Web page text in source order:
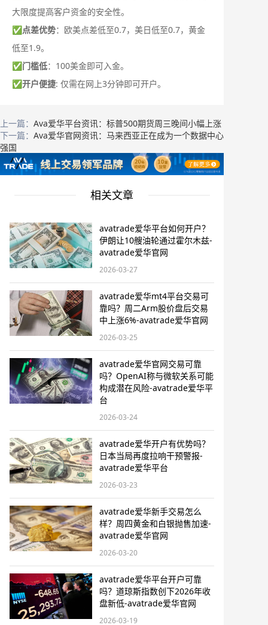
大限度提高客户资金的安全性。
✅点差优势：欧美点差低至0.7，美日低至0.7，黄金
低至1.9。
✅门槛低：100美金即可入金。
✅开户便捷: 仅需在网上3分钟即可开户。
上一篇： Ava爱华平台资讯：标普500期货周三晚间小幅上涨
下一篇： Ava爱华官网资讯：马来西亚正在成为一个数据中心
强国
相关文章
avatrade爱华平台如何开户？
伊朗让10艘油轮通过霍尔木兹-
avatrade爱华官网
2026-03-27
avatrade爱华mt4平台交易可
靠吗？周二Arm股价盘后交易
中上涨6%-avatrade爱华官网
2026-03-25
avatrade爱华官网交易可靠
吗？OpenAI称与微软关系可能
构成潜在风险-avatrade爱华平
台
2026-03-24
avatrade爱华开户有优势吗？
日本当局再度拉响干预警报​-
avatrade爱华平台
2026-03-23
avatrade爱华新手交易怎么
样？周四黄金和白银抛售加速-
avatrade爱华官网
2026-03-20
avatrade爱华平台开户可靠
吗？道琼斯指数创下2026年收
盘新低-avatrade爱华官网
2026-03-19